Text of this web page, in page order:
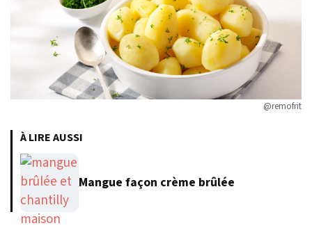
@remofrit
À LIRE AUSSI
Mangue façon crème brûlée